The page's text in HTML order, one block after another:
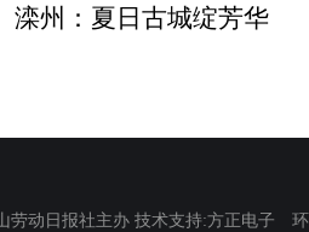
滦州：夏日古城绽芳华
动日报社主办 技术支持:方正电子